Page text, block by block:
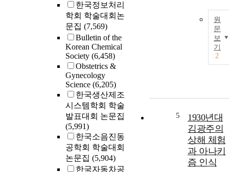
한국정보처리
학회 학술대회논
문집 (7,569)
Bulletin of the
Korean Chemical
Society (6,458)
Obstetrics &
Gynecology
Science (6,205)
한국생산제조
시스템학회 학술
발표대회 논문집
(5,991)
한국소음진동
공학회 학술대회
논문집 (5,904)
한국자동차공
원
문
보
기
2
5
1930년대
김광주의
상해 체험
과 아나키
즘 인식